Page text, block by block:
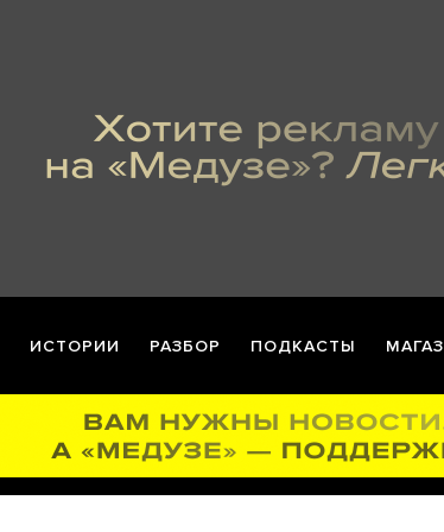
ИСТОРИИ РАЗБОР ПОДКАСТЫ МАГАЗ